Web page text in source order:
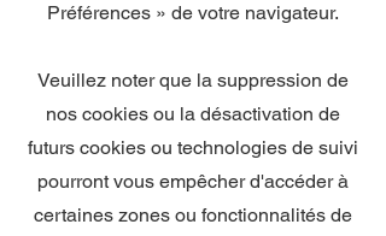
Préférences » de votre navigateur.
Veuillez noter que la suppression de
nos cookies ou la désactivation de
futurs cookies ou technologies de suivi
pourront vous empêcher d'accéder à
certaines zones ou fonctionnalités de